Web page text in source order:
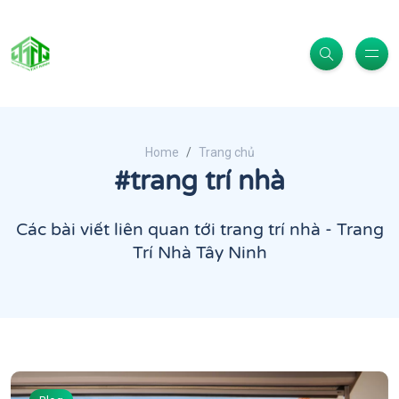
Home Trang chủ
#trang trí nhà
Các bài viết liên quan tới trang trí nhà - Trang
Trí Nhà Tây Ninh